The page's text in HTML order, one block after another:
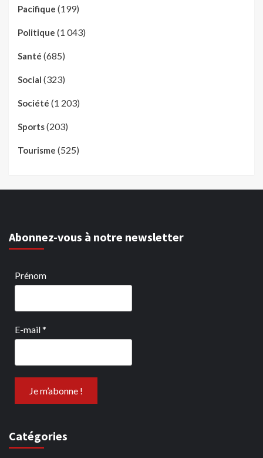
Pacifique (199)
Politique (1 043)
Santé (685)
Social (323)
Société (1 203)
Sports(203)
Tourisme (525)
Abonnez-vous à notre newsletter
Prénom
E-mail*
Catégories